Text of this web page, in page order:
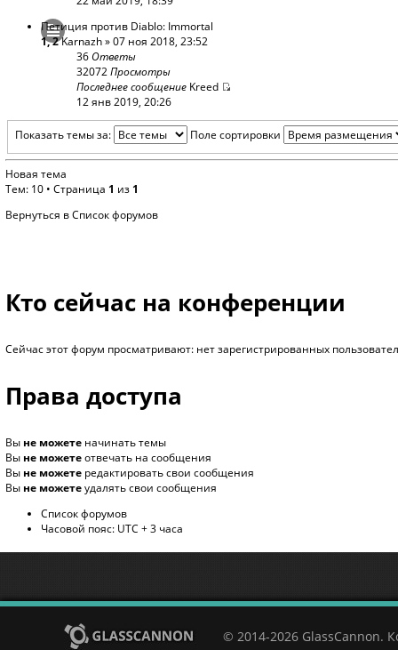
Петиция против Diablo: Immortal
1,2Karnazh» 07 ноя 2018, 23:52
36Ответы
32072Просмотры
Последнее сообщение Kreed
12 янв 2019, 20:26
Показать темы за: Поле сортировки
Новая тема
Тем: 10 • Страница 1 из 1
Вернуться в Список форумов
Кто сейчас на конференции
Сейчас этот форум просматривают: нет зарегистрированных
Права доступа
Вы не можете начинать темы
Вы не можетеотвечать на сообщения
Вы не можете редактировать свои сообщения
Вы не можетеудалять свои сообщения
Список форумов
Часовой пояс: UTC + 3 часа
© 2014-2026 GlassCannon.